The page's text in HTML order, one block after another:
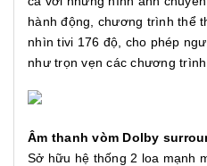
hành động, chương trình thể
nhìn tivi 176 độ, cho phép
như trọn vẹn các chương
Âm thanh vòm Dolby
Sở hữu hệ thống 2 loa mạnh